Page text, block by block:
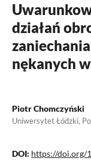
działań
nękanych
Piotr Chomczyński
Uniwersytet Łódzki,
DOI: https://doi.org/